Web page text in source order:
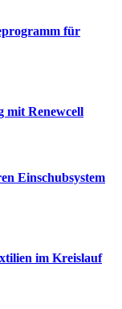
für
mit Renewcell
Einschubsystem
im Kreislauf